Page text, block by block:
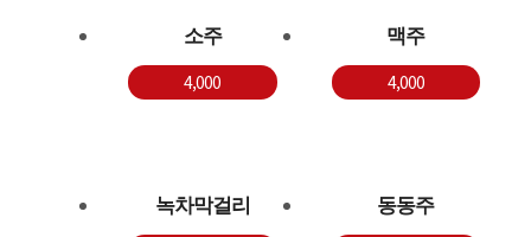
소주
4,000
맥주
4,000
녹차막걸리 동동주